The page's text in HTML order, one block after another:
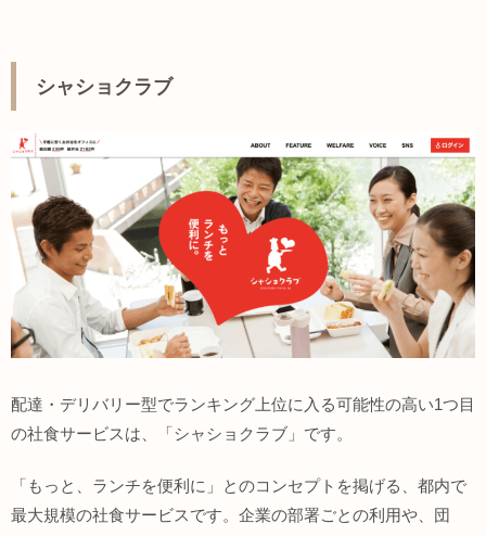
シャショクラブ
配達・デリバリー型でランキング上位に入る可能性の高い1つ目
の社食サービスは、「シャショクラブ」です。
「もっと、ランチを便利に」とのコンセプトを掲げる、都内で
最大規模の社食サービスです。企業の部署ごとの利用や、団